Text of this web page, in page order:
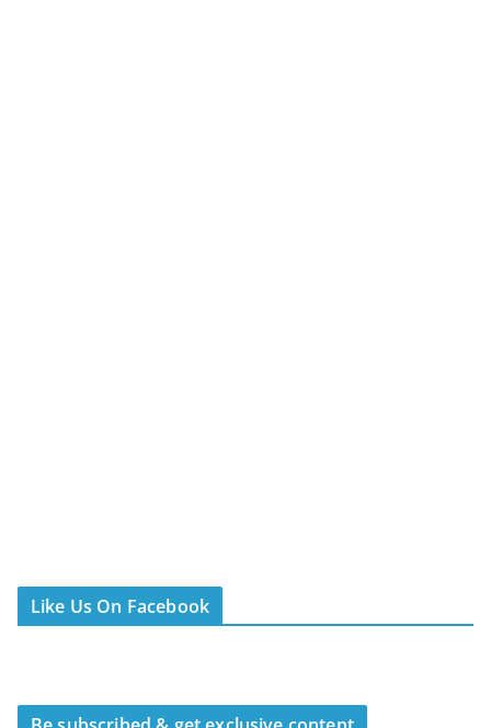
Like Us On Facebook